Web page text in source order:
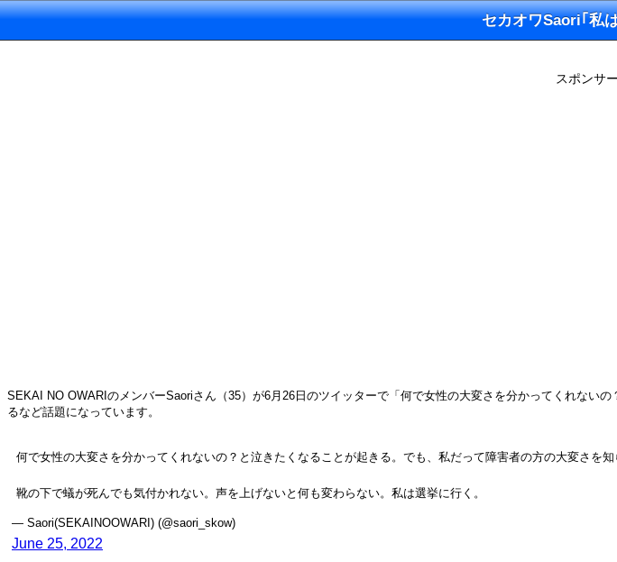
セカオワSaori｢私
スポンサ
SEKAI NO OWARIのメンバーSaoriさん（35）が6月26日のツイッターで「何で女性の大変さを分かってくれない
るなど話題になっています。
何で女性の大変さを分かってくれないの？と泣きたくなることが起きる。でも、私だって障害者の方の大変さを
靴の下で蟻が死んでも気付かれない。声を上げないと何も変わらない。私は選挙に行く。
— Saori(SEKAINOOWARI) (@saori_skow)
June 25, 2022